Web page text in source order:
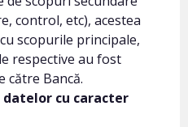
control, etc), acestea
scopurile principale,
respective au fost
către Bancă.
cu caracter